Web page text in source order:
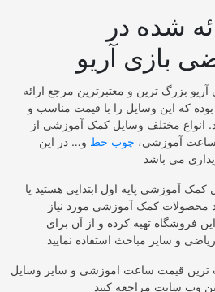
شده در
بازی آریو
بزرگ ترین و معتبرترین مرجع ارائه
که این وسایل را با قیمت مناسب و
انواع مختلف وسایل کمک آموزشی از
ساعت آموزشی، چوب خط و… در این
کمک آموزشی پایه اول ابتدایی هستید یا
کمک آموزشی مورد نیاز
فروشگاه تهیه کرده و از آن برای
ترین قیمت ساعت اموزشی و سایر وسایل